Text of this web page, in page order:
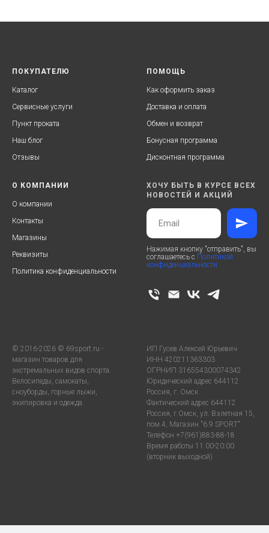
ПОКУПАТЕЛЮ
Каталог
Сервисные услуги
Пункт проката
Наш блог
Отзывы
ПОМОЩЬ
Как оформить заказ
Доставка и оплата
Обмен и возврат
Бонусная программа
Дисконтная программа
О КОМПАНИИ
О компании
Контакты
Магазины
Реквизиты
Политика конфиденциальности
ХОЧУ БЫТЬ В КУРСЕ ВСЕХ
НОВОСТЕЙ И АКЦИЙ
Нажимая кнопку "отправить", вы
соглашаетесь с Политикой
конфиденциальности
© 2016-2026 © 69sport.ru -
магазин товаров для
экстремальных видов спорта.
Велосипеды, самокаты,
сноуборды, горные лыжи,
экипировка и одежда.
ИП Гусев Алексей Юрьевич
ИНН 420211363303
ОГРНИП 316554300074342
Юридический адрес 644112
Россия, г. Омск
Фактический адрес 644112
Россия, г.Омск, ул. Взлетная 15,
пом.4, Магазин "6.9 SPORT"
Телефон +7(961)883-88-18
Время работы 11:00-20:00
(вторник выходной)